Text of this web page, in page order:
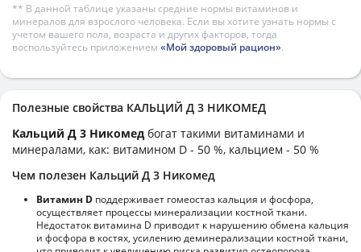
** В данной таблице указаны средние нормы витаминов и
минералов для взрослого человека. Если вы хотите узнать нормы с
учетом вашего пола, возраста и других факторов, тогда
воспользуйтесь приложением «Мой здоровый рацион».
Полезные свойства КАЛЬЦИЙ Д 3 НИКОМЕД
Кальций Д 3 Никомед богат такими витаминами и
минералами, как: витамином D - 50 %, кальцием - 50 %
Чем полезен Кальций Д 3 Никомед
Витамин D поддерживает гомеостаз кальция и фосфора,
осуществляет процессы минерализации костной ткани.
Недостаток витамина D приводит к нарушению обмена кальция
и фосфора в костях, усилению деминерализации костной ткани,